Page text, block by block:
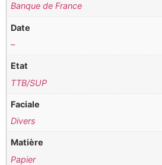
Banque de France
Date
–
Etat
TTB/SUP
Faciale
Divers
Matière
Papier